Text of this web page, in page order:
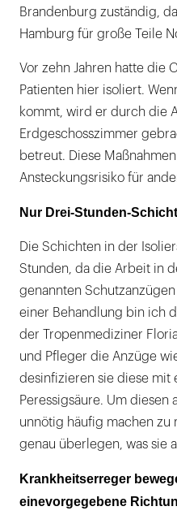
Brandenburg zuständig,
Hamburg für große Teile
Vor zehn Jahren hatte die
Patienten hier isoliert.
kommt, wird er durch die
Erdgeschosszimmer
betreut. Diese
Ansteckungsrisiko für
Nur Drei-Stunden-
Die Schichten in der
Stunden, da die Arbeit in
genannten
einer Behandlung bin ich
der Tropenmediziner
und Pfleger die Anzüge
desinfizieren sie diese mit
Peressigsäure. Um
unnötig häufig machen zu
genau überlegen, was sie
Krankheitserreger
einevorgegebene